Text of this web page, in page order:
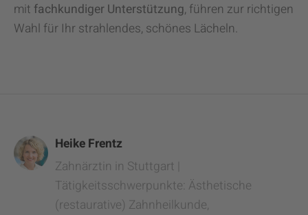
mit fachkundiger Unterstützung, führen zur richtigen
Wahl für Ihr strahlendes, schönes Lächeln.
Heike Frentz
Zahnärztin in Stuttgart |
Tätigkeitsschwerpunkte: Ästhetische
(restaurative) Zahnheilkunde,